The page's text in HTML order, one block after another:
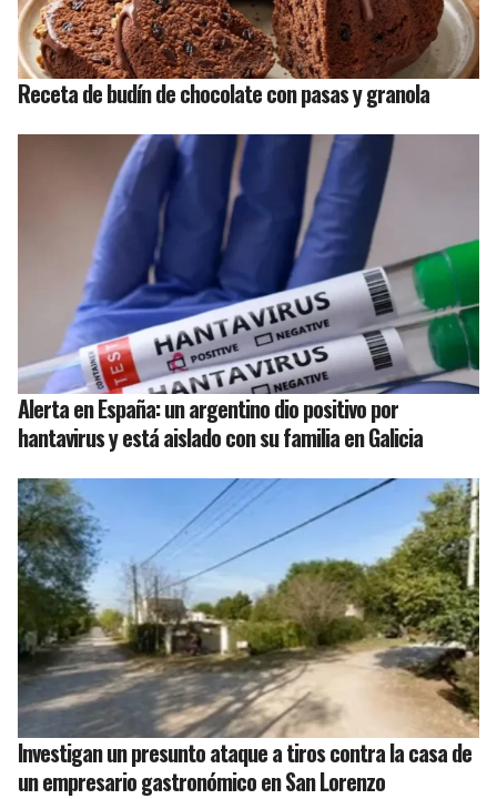
Receta de budín de chocolate con pasas y granola
Alerta en España: un argentino dio positivo por
hantavirus y está aislado con su familia en Galicia
Investigan un presunto ataque a tiros contra la casa de
un empresario gastronómico en San Lorenzo